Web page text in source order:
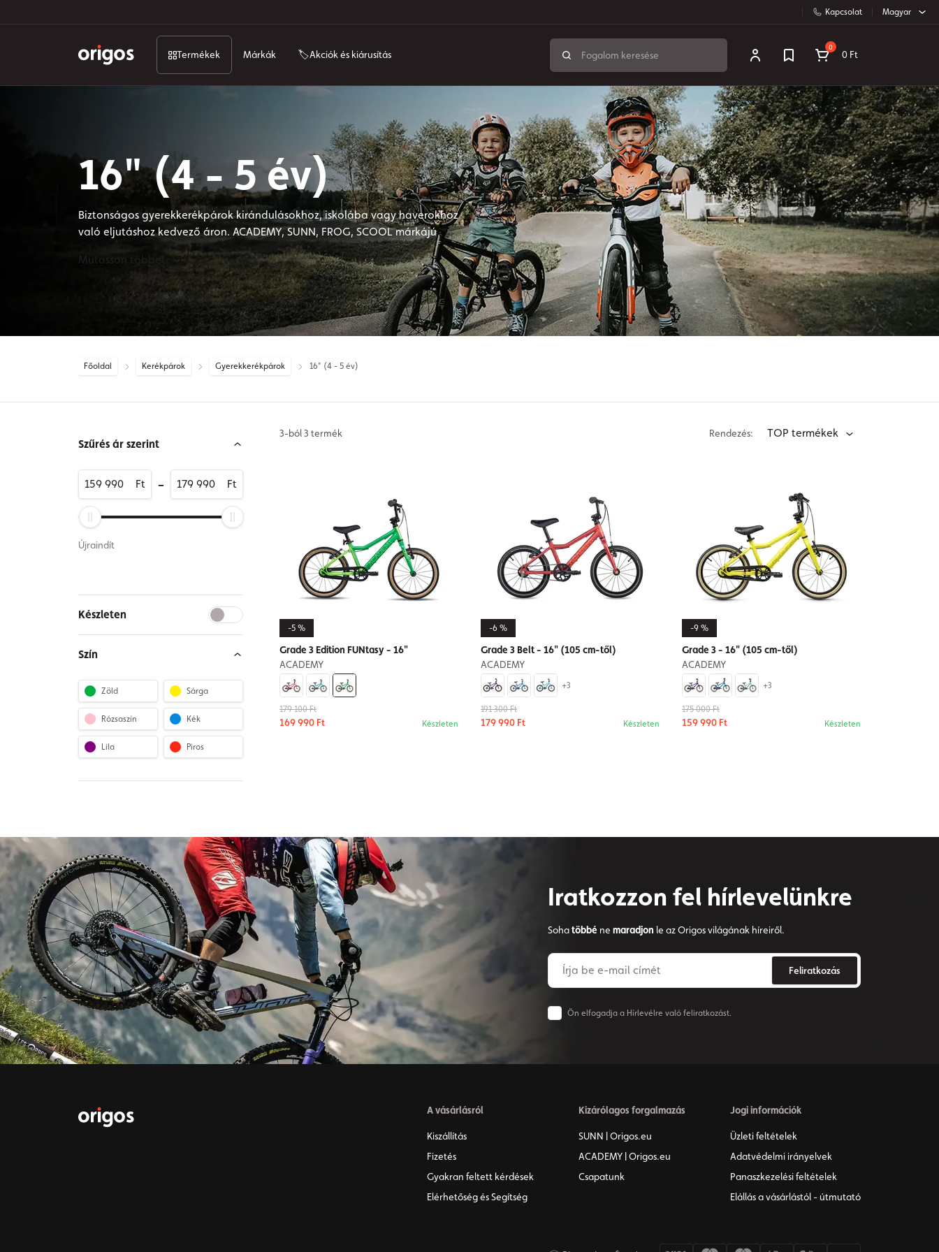
Kapcsolat Magyar
Termékek Márkák 🏷️Akciók és kiárusítás
0
0 Ft
16" (4 - 5 év)
Biztonságos gyerekkerékpárok kirándulásokhoz, iskolába vagy haverokhoz
való eljutáshoz kedvező áron. ACADEMY, SUNN, FROG, SCOOL márkájú
gyerekkerékpárok.
Mutasson többet
Főoldal Kerékpárok Gyerekkerékpárok 16" (4 - 5 év)
Szűrés ár szerint
Ft - Ft
Újraindít
Készleten
Szín
Zöld Sárga
Rózsaszín Kék
Lila Piros
3-ból 3 termék Rendezés: TOP termékek
-5 %
Grade 3 Edition FUNtasy - 16"
ACADEMY
179 100 Ft
169 990 Ft Készleten
-6 %
Grade 3 Belt - 16" (105 cm-től)
ACADEMY
+3
191 300 Ft
179 990 Ft Készleten
-9 %
Grade 3 - 16" (105 cm-től)
ACADEMY
+3
175 000 Ft
159 990 Ft Készleten
Iratkozzon fel hírlevelünkre
Sohatöbbé ne maradjon le az Origos világának híreiről.
Feliratkozás
Ön elfogadja a Hírlevélre való feliratkozást.
A vásárlásról
Kiszállítás
Fizetés
Gyakran feltett kérdések
Elérhetőség és Segítség
Kizárólagos forgalmazás
SUNN | Origos.eu
ACADEMY | Origos.eu
Csapatunk
Jogi információk
Üzleti feltételek
Adatvédelmi irányelvek
Panaszkezelési feltételek
Elállás a vásárlástól - útmutató